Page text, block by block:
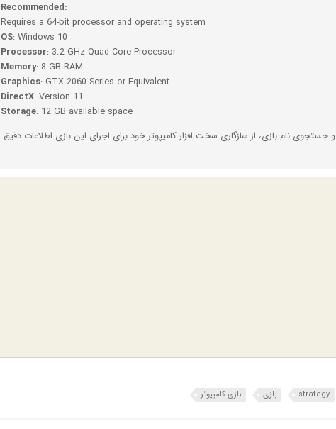
Recommended:
Requires a 64-bit processor and operating system
OS: Windows 10
Processor: 3.2 GHz Quad Core Processor
Memory: 8 GB RAM
Graphics: GTX 2060 Series or Equivalent
DirectX: Version 11
Storage: 12 GB available space
و جستجوی نام بازی، از سازگاری سخت افزار کامیپوتر خود برای اجرای این بازی اطلاعات دقیق
strategy بازی بازی کامپیوتر